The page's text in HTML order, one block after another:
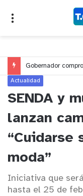
Actualidad
SENDA y
lanzan
“Cuidarse
moda”
Iniciativa que
hasta el 25 de